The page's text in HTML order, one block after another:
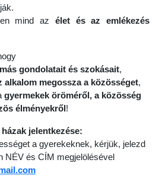
mind az élet és az emlékezés
gondolatait és szokásait,
alkalom megossza a közösséget,
gyermekek öröméről, a közösség
élményekről!
jelentkezése:
a gyerekeknek, kérjük, jelezd
NÉV és CÍM megjelölésével